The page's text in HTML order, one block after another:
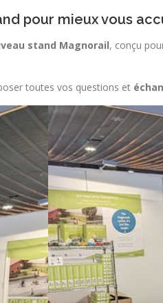
pour mieux vous
stand Magnorail, conçu
toutes vos questions et